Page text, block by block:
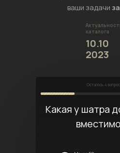
ваши задачи
каталога
10.10
2023
Осталось 4
Какая у шатра